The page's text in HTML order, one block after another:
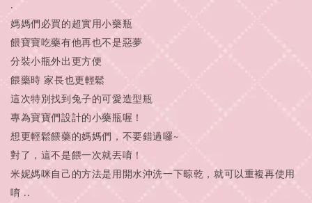
.
媽媽們必買的超實用小藥瓶
餵寶寶吃藥有他再也不是惡夢
分裝小瓶外出更方便
餵藥時 家長也更輕鬆
這次特別找到兔子的可愛造型瓶
專為寶寶們設計的小藥瓶喔！
想更輕鬆餵藥的媽媽們，不要錯過囉~
對了，這不是餵一次就丟唷！
米妮媽咪自己的方法是用開水沖洗一下晾乾，就可以重複再使用
唷 ..